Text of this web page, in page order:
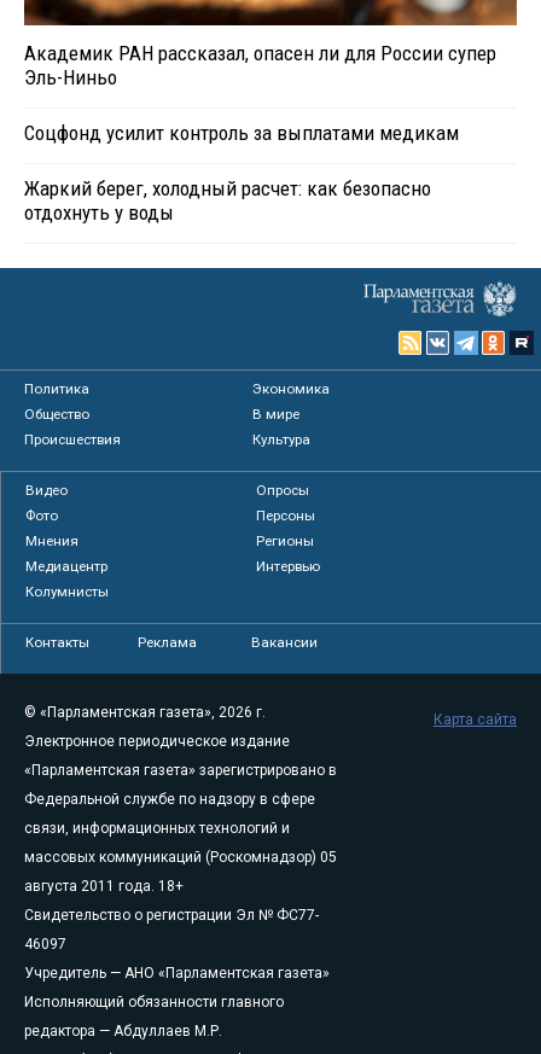
Академик РАН рассказал, опасен ли для России супер
Эль-Ниньо
Соцфонд усилит контроль за выплатами медикам
Жаркий берег, холодный расчет: как безопасно
отдохнуть у воды
Политика
Экономика
Общество
В мире
Происшествия
Культура
Видео
Опросы
Фото
Персоны
Мнения
Регионы
Медиацентр
Интервью
Колумнисты
Контакты Реклама Вакансии
© «Парламентская газета», 2026 г.
Электронное периодическое издание
«Парламентская газета» зарегистрировано в
Федеральной службе по надзору в сфере
связи, информационных технологий и
массовых коммуникаций (Роскомнадзор) 05
августа 2011 года. 18+
Свидетельство о регистрации Эл № ФС77-
46097
Учредитель — АНО «Парламентская газета»
Исполняющий обязанности главного
редактора — Абдуллаев М.Р.
Карта сайта